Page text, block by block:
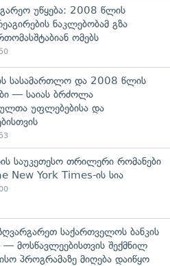
უწყება: 2008 წლის
ნაკლებობამ გზა
ომებს
სასამართლო და 2008 წლის
— საიას ბრძოლა
უფლებებისა და
საუკეთესო თრილერი რომანები
New York Times-ის სია
საქართველოს ბანკის
— მოსწავლეებისთვის შექმნილ
პროგრამაზე მიღება დაიწყო